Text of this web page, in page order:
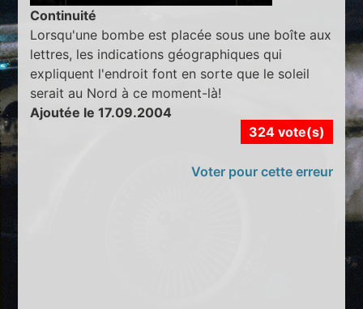
Continuité
Lorsqu'une bombe est placée sous une boîte aux
lettres, les indications géographiques qui
expliquent l'endroit font en sorte que le soleil
serait au Nord à ce moment-là!
Ajoutée le 17.09.2004
324 vote(s)
Voter pour cette erreur